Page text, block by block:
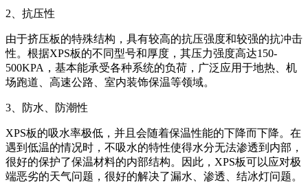
2、抗压性
由于挤压板的特殊结构，具有较高的抗压强度和较强的抗冲击
性。根据XPS板的不同型号和厚度，其压力强度高达150-
500KPA，基本能承受各种系统的负荷，广泛应用于地热、机
场跑道、高速公路、室内装饰保温等领域。
3、防水、防潮性
XPS板的吸水率极低，并且会随着保温性能的下降而下降。在
遇到低温的情况时，不吸水的特性使得水分无法渗透到内部，
很好的保护了保温材料的内部结构。因此， XPS板可以应对极
端恶劣的天气问题，很好的解决了漏水、渗透、结冰灯问题。